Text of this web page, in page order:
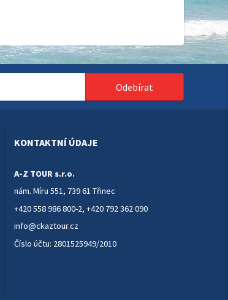
Odebírat
KONTAKTNÍ ÚDAJE
A-Z TOUR s.r.o.
nám. Míru 551, 739 61 Třinec
+420 558 986 800-2, +420 792 362 090
info@ckaztour.cz
Číslo účtu: 2801525949/2010